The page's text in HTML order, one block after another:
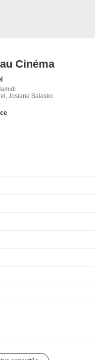
Cinéma
Josiane Balasko